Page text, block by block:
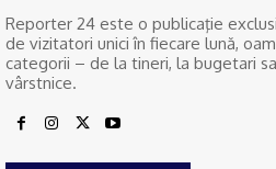
Reporter 24 este o publicaţie
de vizitatori unici în fiecare lună,
categorii – de la tineri, la bugetari
vârstnice.